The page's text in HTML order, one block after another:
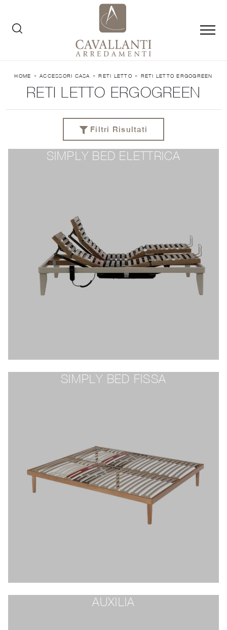
HOME -ACCESSORI CASA -RETI LETTO - RETI LETTO ERGOGREEN
RETI LETTO ERGOGREEN
Filtri Risultati
SIMPLY BED ELETTRICA
SIMPLY BED FISSA
AUXILIA